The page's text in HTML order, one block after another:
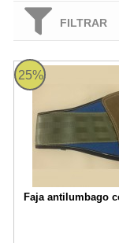
FILTRAR
25%
Faja antilumbago
Faja antilumbago